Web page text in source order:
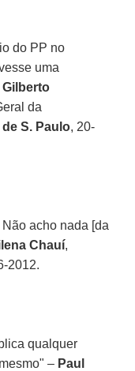
do PP no
uma
Gilberto
da
de S. Paulo, 20-
acho nada [da
Chauí,
2012.
qualquer
– Paul